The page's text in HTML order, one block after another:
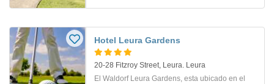
Hotel Leura Gardens
20-28 Fitzroy Street, Leura. Leura
El Waldorf Leura Gardens, esta ubicado en el